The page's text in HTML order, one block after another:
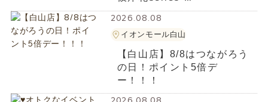
2026.08.08
イオンモール白山
【白山店】8/8はつながろう
の日！ポイント5倍デ
ー！！！